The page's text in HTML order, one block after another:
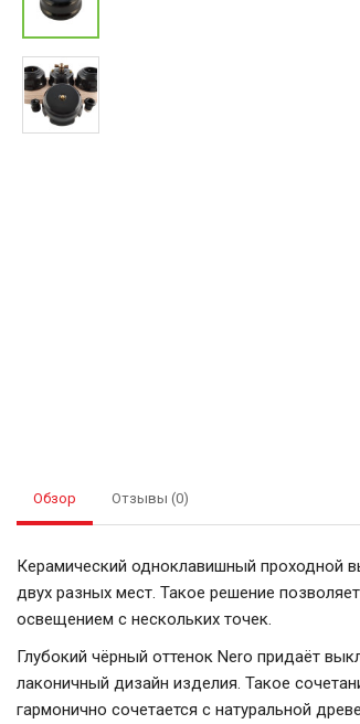
Обзор Отзывы (0)
Керамический одноклавишный проходной
двух разных мест. Такое решение
освещением с нескольких точек.
Глубокий чёрный оттенок Nero придаёт
лаконичный дизайн изделия. Такое
гармонично сочетается с натуральной